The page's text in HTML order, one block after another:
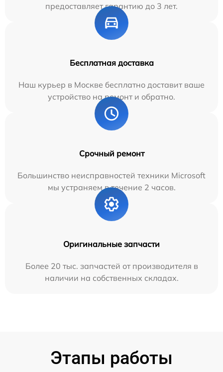
предоставляет гарантию до 3 лет.
Бесплатная доставка
Наш курьер в Москве бесплатно доставит ваше
устройство на ремонт и обратно.
Срочный ремонт
Большинство неисправностей техники Microsoft
мы устраняем в течение 2 часов.
Оригинальные запчасти
Более 20 тыс. запчастей от производителя в
наличии на собственных складах.
Этапы работы